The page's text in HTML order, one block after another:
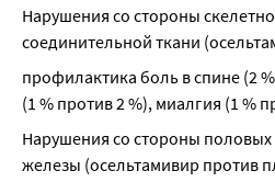
Нарушения со стороны
соединительной ткани
профилактика боль в спине (2
(1 % против 2 %), миалгия (1 %
Нарушения со стороны
железы (осельтамивир против